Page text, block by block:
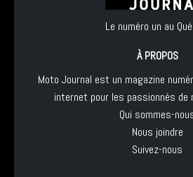
Le numéro un au
À PROPOS
Moto Journal est un magazine
internet pour les passionnés de
Qui sommes-
Nous joindre
Suivez-nous